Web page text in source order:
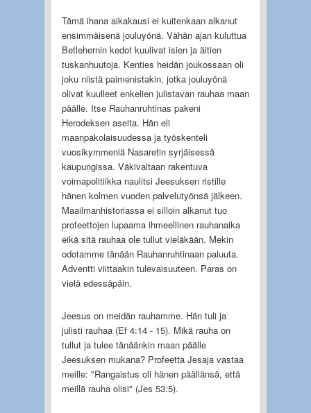
Tämä ihana aikakausi ei kuitenkaan alkanut
ensimmäisenä jouluyönä. Vähän ajan kuluttua
Betlehernin kedot kuulivat isien ja äitien
tuskanhuutoja. Kenties heidän joukossaan oli
joku niistä paimenistakin, jotka jouluyönä
olivat kuulleet enkelien julistavan rauhaa maan
päälle. Itse Rauhanruhtinas pakeni
Herodeksen aseita. Hän eli
maanpakolaisuudessa ja työskenteli
vuosikymmeniä Nasaretin syrjäisessä
kaupungissa. Väkivaltaan rakentuva
voimapolitiikka naulitsi Jeesuksen ristille
hänen kolmen vuoden palvelutyönsä jälkeen.
Maailmanhistoriassa ei silloin alkanut tuo
profeettojen lupaama ihmeellinen rauhanaika
eikä sitä rauhaa ole tullut vieläkään. Mekin
odotamme tänään Rauhanruhtinaan paluuta.
Adventti viittaakin tulevaisuuteen. Paras on
vielä edessäpäin.
Jeesus on meidän rauhamme. Hän tuli ja
julisti rauhaa (Ef 4:14 - 15). Mikä rauha on
tullut ja tulee tänäänkin maan päälle
Jeesuksen mukana? Profeetta Jesaja vastaa
meille: "Rangaistus oli hänen päällänsä, että
meillä rauha olisi" (Jes 53:5).